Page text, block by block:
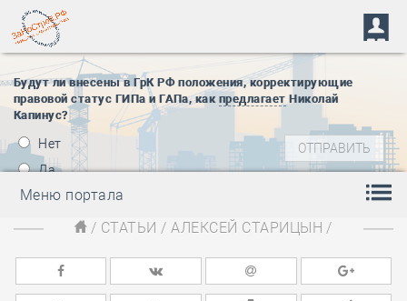
Будут ли внесены в ГрК РФ положения, корректирующие
правовой статус ГИПа и ГАПа, как предлагает Николай
Капинус?
Нет
Да
Меню портала
/ СТАТЬИ /АЛЕКСЕЙ СТАРИЦЫН /